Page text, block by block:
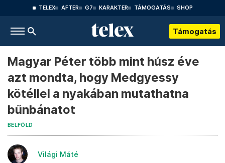
TELEX AFTER G7 KARAKTER TÁMOGATÁS SHOP
Támogatás
Magyar Péter több mint húsz éve
azt mondta, hogy Medgyessy
kötéllel a nyakában mutathatna
bűnbánatot
BELFÖLD
Világi Máté